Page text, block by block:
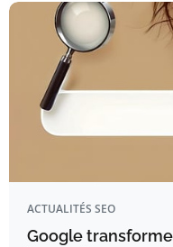
ACTUALITÉS SEO
Google